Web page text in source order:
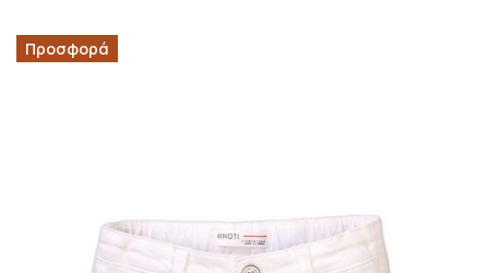
Προσφορά